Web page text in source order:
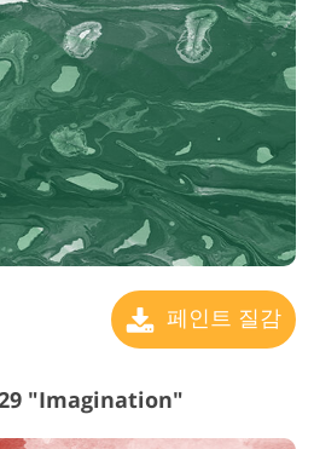
페인트 질감
"Imagination"